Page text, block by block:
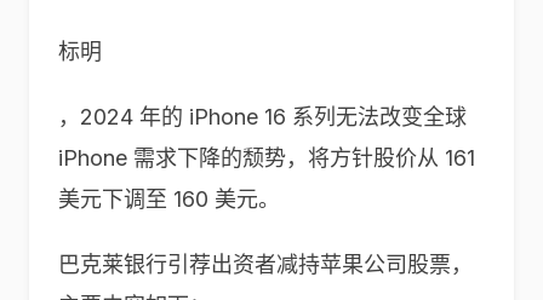
标明
，2024 年的 iPhone 16 系列无法改变全球
iPhone 需求下降的颓势，将方针股价从 161
美元下调至 160 美元。
巴克莱银行引荐出资者减持苹果公司股票，